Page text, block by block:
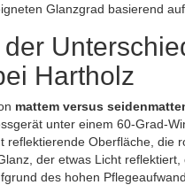
Glanzgrad basierend
Hartholz
mattem versus
unter einem 60-Grad-
reflektierende Oberfläche, die
der etwas Licht
des hohen